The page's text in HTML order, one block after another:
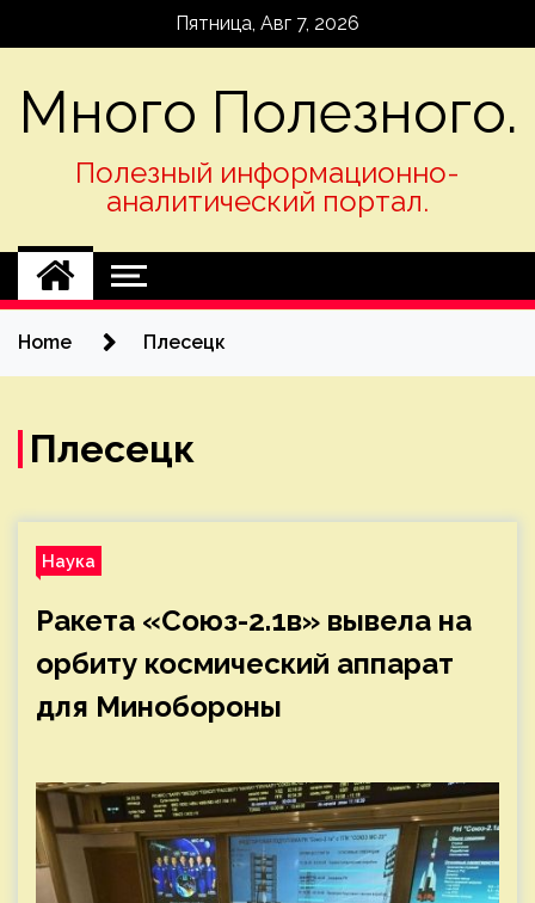
Пятница, Авг 7, 2026
Много Полезного.
Полезный информационно-
аналитический портал.
Home Плесецк
Плесецк
Наука
Ракета «Союз-2.1в» вывела на
орбиту космический аппарат
для Минобороны